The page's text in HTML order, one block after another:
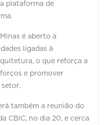
plataforma de
é aberto à
ligadas à
o que reforça a
e promover
setor.
também a reunião do
CBIC, no dia 20, e cerca